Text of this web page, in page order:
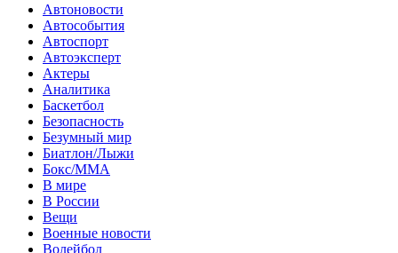
Автоновости
Автособытия
Автоспорт
Автоэксперт
Актеры
Аналитика
Баскетбол
Безопасность
Безумный мир
Биатлон/Лыжи
Бокс/MMA
В мире
В России
Вещи
Военные новости
Волейбол